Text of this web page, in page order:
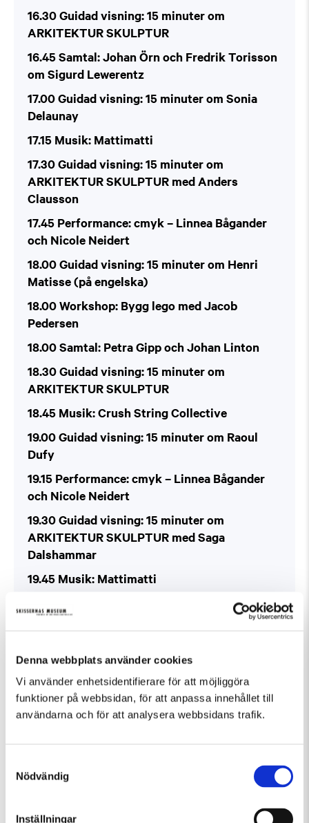
Denna webbplats använder cookies
Vi använder enhetsidentifierare för att möjliggöra
funktioner på webbsidan, för att anpassa innehållet till
användarna och för att analysera webbsidans trafik.
Nödvändig
Inställningar
16.30 Guidad visning: 15 minuter om
ARKITEKTUR SKULPTUR
16.45 Samtal: Johan Örn och Fredrik Torisson
om Sigurd Lewerentz
17.00 Guidad visning: 15 minuter om Sonia
Delaunay
17.15 Musik: Mattimatti
17.30 Guidad visning: 15 minuter om
ARKITEKTUR SKULPTUR med Anders
Clausson
17.45 Performance: cmyk – Linnea Bågander
och Nicole Neidert
18.00 Guidad visning: 15 minuter om Henri
Matisse (på engelska)
18.00 Workshop: Bygg lego med Jacob
Pedersen
18.00 Samtal: Petra Gipp och Johan Linton
18.30 Guidad visning: 15 minuter om
ARKITEKTUR SKULPTUR
18.45 Musik: Crush String Collective
19.00 Guidad visning: 15 minuter om Raoul
Dufy
19.15 Performance: cmyk – Linnea Bågander
och Nicole Neidert
19.30 Guidad visning: 15 minuter om
ARKITEKTUR SKULPTUR med Saga
Dalshammar
19.45 Musik: Mattimatti
20.00 Guidad visning: 15 minuter om Sonia
Delaunay (på engelska)
20.30 Guidad visning: 15 minuter om
ARKITEKTUR SKULPTUR
20.30 Performance: cmyk – Linnea Bågander
Rivera
Visuals: Archfilm & Gökägget